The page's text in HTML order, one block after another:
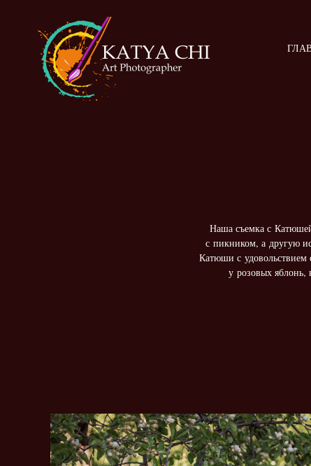
Наша съемка с
с пикником, а другую
Катюши с удовольствием
у розовых яблонь,